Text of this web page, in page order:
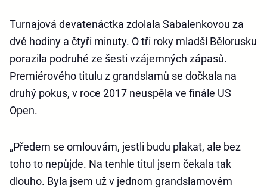
Turnajová devatenáctka zdolala Sabalenkovou za
dvě hodiny a čtyři minuty. O tři roky mladší Bělorusku
porazila podruhé ze šesti vzájemných zápasů.
Premiérového titulu z grandslamů se dočkala na
druhý pokus, v roce 2017 neuspěla ve finále US
Open.
„Předem se omlouvám, jestli budu plakat, ale bez
toho to nepůjde. Na tenhle titul jsem čekala tak
dlouho. Byla jsem už v jednom grandslamovém